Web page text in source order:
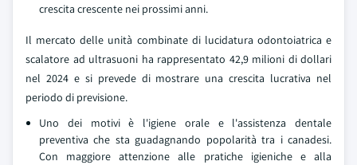
crescita crescente nei prossimi anni.
Il mercato delle unità combinate di lucidatura odontoiatrica e
scalatore ad ultrasuoni ha rappresentato 42,9 milioni di dollari
nel 2024 e si prevede di mostrare una crescita lucrativa nel
periodo di previsione.
Uno dei motivi è l'igiene orale e l'assistenza dentale
preventiva che sta guadagnando popolarità tra i canadesi.
Con maggiore attenzione alle pratiche igieniche e alla